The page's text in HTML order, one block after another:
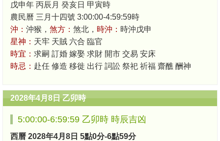
戊申年 丙辰月 癸亥日 甲寅時
農民曆 三月十四號 3:00:00-4:59:59時
沖： 沖猴， 煞方： 煞北， 時沖： 時沖戊申
星神： 天牢 天賊 六合 臨官
時宜： 求嗣 訂婚 嫁娶 求財 開市 交易 安床
時忌： 赴任 修造 移徙 出行 詞訟 祭祀 祈福 齋醮 酬神
2028年4月8日 乙卯時
5:00:00-6:59:59 乙卯時 時辰吉凶
西曆 2028年4月8日 5點0分-6點59分